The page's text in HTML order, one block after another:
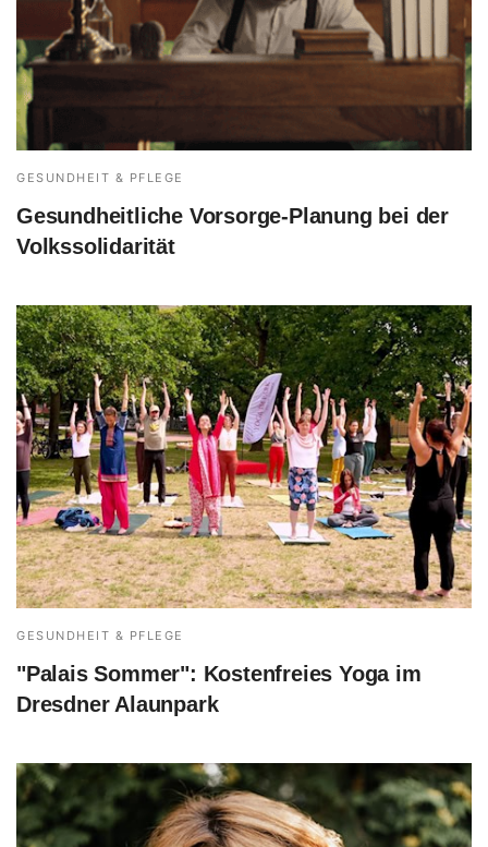
GESUNDHEIT & PFLEGE
Gesundheitliche Vorsorge-Planung bei der
Volkssolidarität
GESUNDHEIT & PFLEGE
"Palais Sommer": Kostenfreies Yoga im
Dresdner Alaunpark